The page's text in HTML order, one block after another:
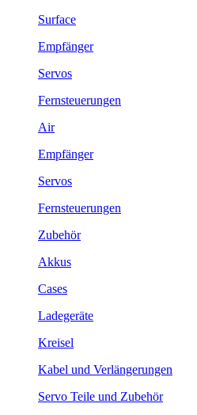
Surface
Empfänger
Servos
Fernsteuerungen
Air
Empfänger
Servos
Fernsteuerungen
Zubehör
Akkus
Cases
Ladegeräte
Kreisel
Kabel und Verlängerungen
Servo Teile und Zubehör